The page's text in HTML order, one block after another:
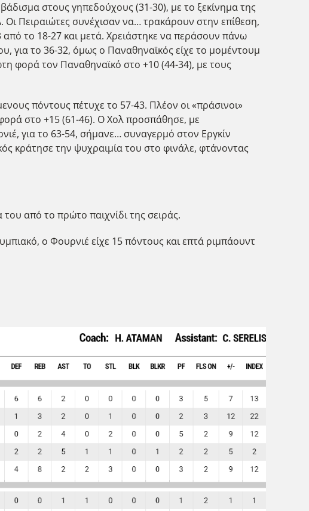
στους γηπεδούχους (31-30), με το ξεκίνημα της
Πειραιώτες συνέχισαν να… τρακάρουν στην επίθεση,
το 18-27 και μετά. Χρειάστηκε να περάσουν πάνω
για το 36-32, όμως ο Παναθηναϊκός είχε το μομέντουμ
φορά τον Παναθηναϊκό στο +10 (44-34), με τους
πόντους πέτυχε το 57-43. Πλέον οι «πράσινοι»
στο +15 (61-46). Ο Χολ προσπάθησε, με
για το 63-54, σήμανε… συναγερμό στον Εργκίν
κράτησε την ψυχραιμία του στο φινάλε, φτάνοντας
από το πρώτο παιχνίδι της σειράς.
ο Φουρνιέ είχε 15 πόντους και επτά ριμπάουντ